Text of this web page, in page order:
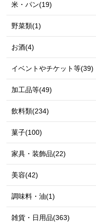
米・パン(19)
野菜類(1)
お酒(4)
イベントやチケット等(39)
加工品等(49)
飲料類(234)
菓子(100)
家具・装飾品(22)
美容(42)
調味料・油(1)
雑貨・日用品(363)